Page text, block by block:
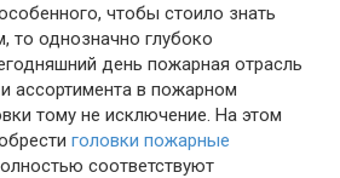
чтобы стоило знать
то однозначно глубоко
день пожарная отрасль
ассортимента в пожарном
тому не исключение. На этом
головки пожарные
соответствуют